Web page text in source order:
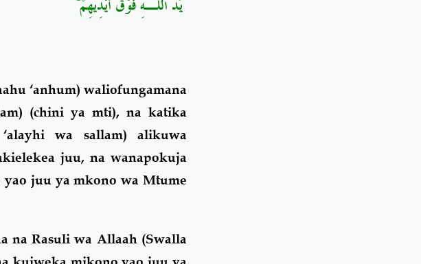
يَدُ اللَّـهِ فَوْقَ أَيْدِيهِمْۚ
‘anhum) waliofungamana
(chini ya mti), na katika
wa sallam) alikuwa
juu, na wanapokuja
juu ya mkono wa Mtume
na Rasuli wa Allaah (Swalla